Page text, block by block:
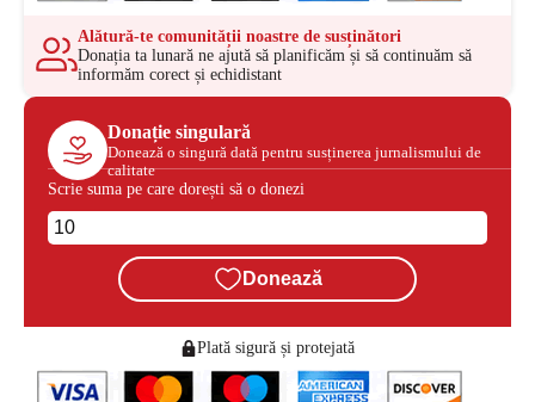
Alătură-te comunității noastre de susținători
Donația ta lunară ne ajută să planificăm și să continuăm să
informăm corect și echidistant
Donație singulară
Donează o singură dată pentru susținerea jurnalismului de
calitate
Scrie suma pe care dorești să o donezi
Donează
Plată sigură și protejată